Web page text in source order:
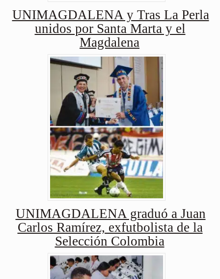
UNIMAGDALENA y Tras La Perla
unidos por Santa Marta y el
Magdalena
UNIMAGDALENA graduó a Juan
Carlos Ramírez, exfutbolista de la
Selección Colombia